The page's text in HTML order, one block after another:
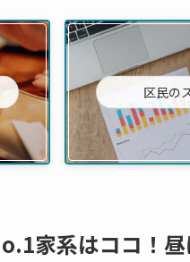
区民の
家系はココ！